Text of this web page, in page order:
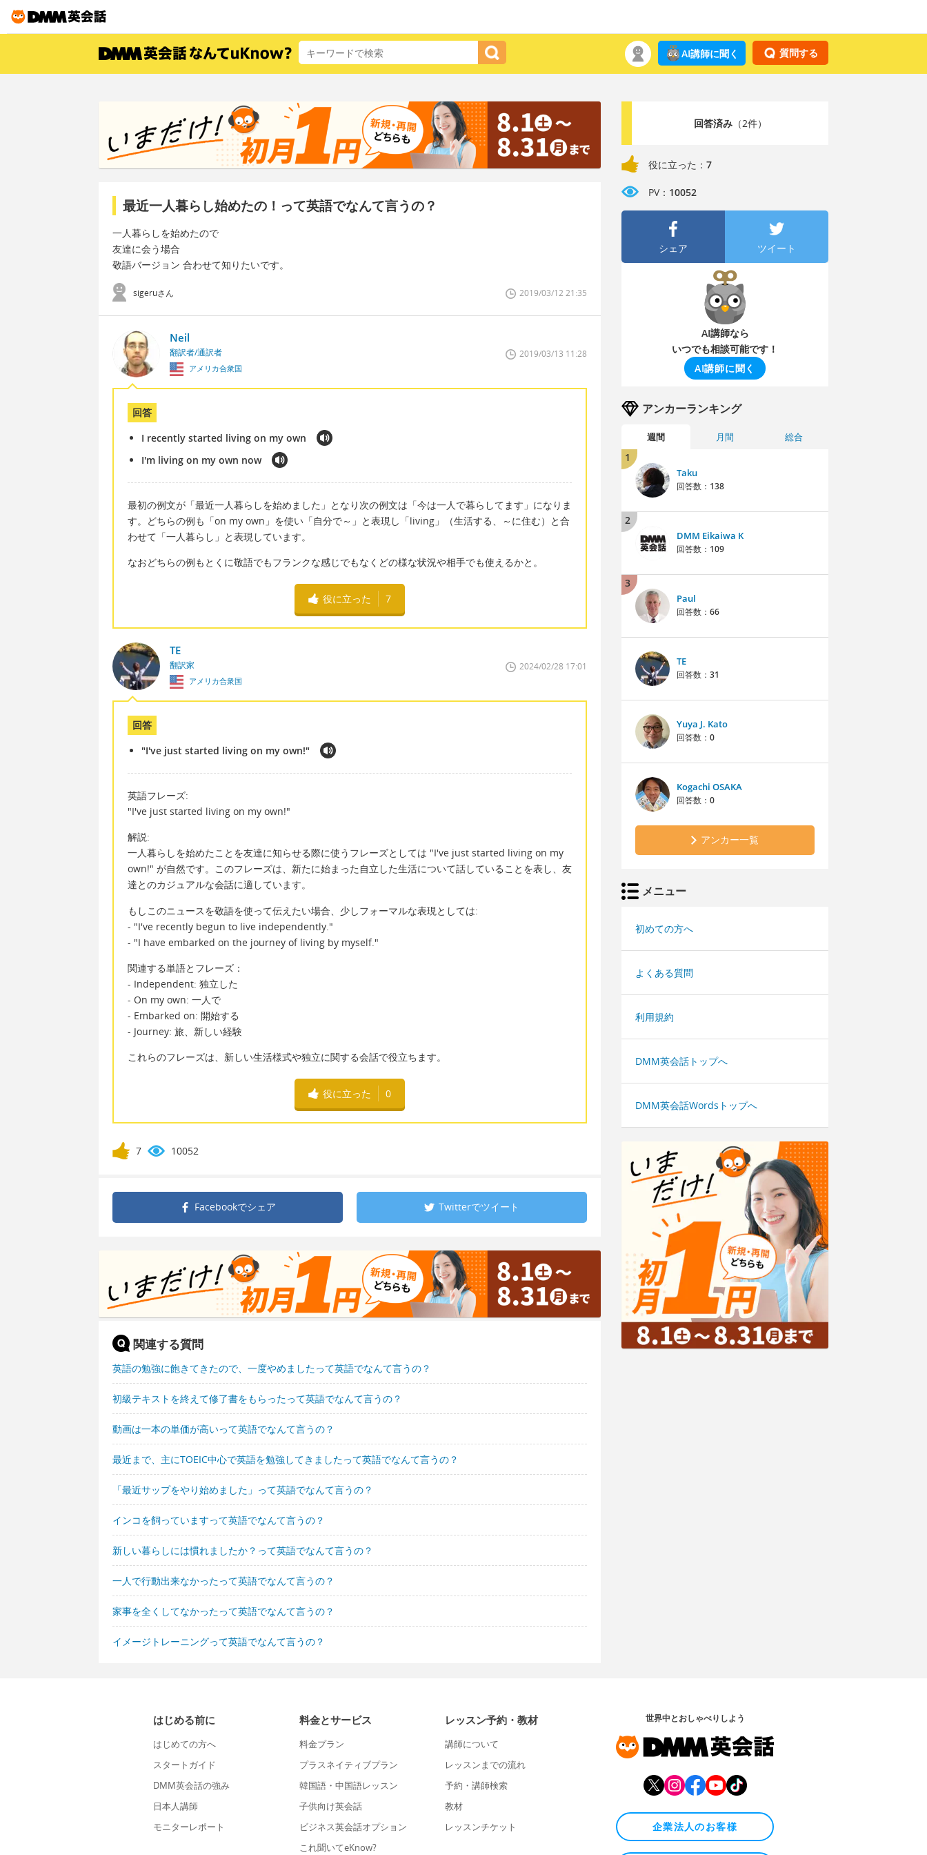
質問する
AI講師に聞く
最近一人暮らし始めたの！って英語でなんて言うの？
一人暮らしを始めたので
友達に会う場合
敬語バージョン 合わせて知りたいです。
sigeruさん 2019/03/12 21:35
Neil
翻訳者/通訳者
アメリカ合衆国
2019/03/13 11:28
回答
I recently started living on my own
I'm living on my own now
最初の例文が「最近一人暮らしを始めました」となり次の例文は「今は一人で暮らしてます」になりま
す。どちらの例も「on my own」を使い「自分で～」と表現し「living」（生活する、～に住む）と合
わせて「一人暮らし」と表現しています。
なおどちらの例もとくに敬語でもフランクな感じでもなくどの様な状況や相手でも使えるかと。
役に立った 7
TE
翻訳家
アメリカ合衆国
2024/02/28 17:01
回答
"I've just started living on my own!"
英語フレーズ:
"I've just started living on my own!"
解説:
一人暮らしを始めたことを友達に知らせる際に使うフレーズとしては "I've just started living on my
own!" が自然です。このフレーズは、新たに始まった自立した生活について話していることを表し、友
達とのカジュアルな会話に適しています。
もしこのニュースを敬語を使って伝えたい場合、少しフォーマルな表現としては:
- "I've recently begun to live independently."
- "I have embarked on the journey of living by myself."
関連する単語とフレーズ：
- Independent: 独立した
- On my own: 一人で
- Embarked on: 開始する
- Journey: 旅、新しい経験
これらのフレーズは、新しい生活様式や独立に関する会話で役立ちます。
役に立った 0
7 10052
Facebookでシェア Twitterでツイート
関連する質問
英語の勉強に飽きてきたので、一度やめましたって英語でなんて言うの？
初級テキストを終えて修了書をもらったって英語でなんて言うの？
動画は一本の単価が高いって英語でなんて言うの？
最近まで、主にTOEIC中心で英語を勉強してきましたって英語でなんて言うの？
「最近サップをやり始めました」って英語でなんて言うの？
インコを飼っていますって英語でなんて言うの？
新しい暮らしには慣れましたか？って英語でなんて言うの？
一人で行動出来なかったって英語でなんて言うの？
家事を全くしてなかったって英語でなんて言うの？
イメージトレーニングって英語でなんて言うの？
回答済み（2件）
役に立った： 7
PV： 10052
シェア ツイート
AI講師なら
いつでも相談可能です！
AI講師に聞く
アンカーランキング
週間 月間 総合
1
Taku
回答数： 138
2
DMM Eikaiwa K
回答数： 109
3
Paul
回答数： 66
TE
回答数： 31
Yuya J. Kato
回答数： 0
Kogachi OSAKA
回答数： 0
アンカー一覧
メニュー
初めての方へ
よくある質問
利用規約
DMM英会話トップへ
DMM英会話Wordsトップへ
はじめる前に
はじめての方へ
スタートガイド
DMM英会話の強み
日本人講師
モニターレポート
料金とサービス
料金プラン
プラスネイティブプラン
韓国語・中国語レッスン
子供向け英会話
ビジネス英会話オプション
これ聞いてeKnow?
レッスン予約・教材
講師について
レッスンまでの流れ
予約・講師検索
教材
レッスンチケット
世界中とおしゃべりしよう
企業法人のお客様